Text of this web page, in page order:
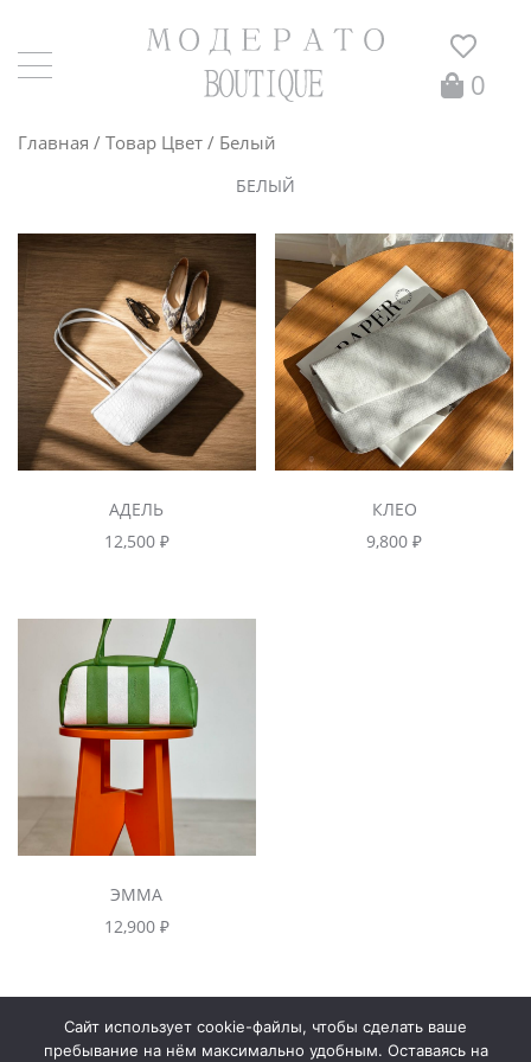
0
Главная / Товар Цвет / Белый
БЕЛЫЙ
АДЕЛЬ
12,500 ₽
КЛЕО
9,800₽
ЭММА
12,900 ₽
Контакты
Сайт использует cookie-файлы, чтобы сделать ваше
пребывание на нём максимально удобным. Оставаясь на